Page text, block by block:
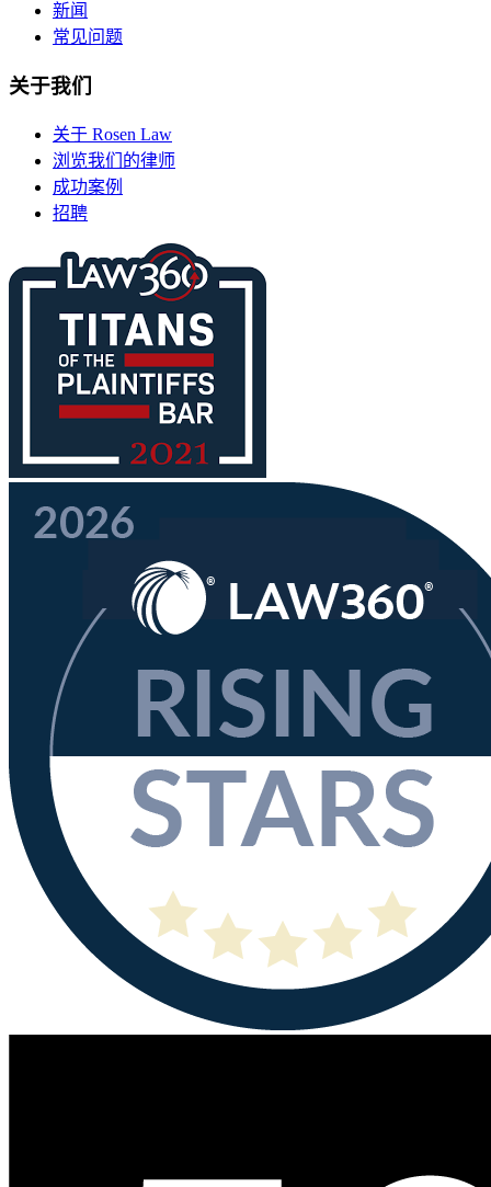
新闻
常见问题
关于我们
关于 Rosen Law
浏览我们的律师
成功案例
招聘